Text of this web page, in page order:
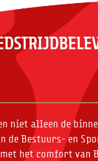
niet alleen de
de Bestuurs- en
het comfort van